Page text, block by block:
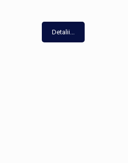
Detalii...